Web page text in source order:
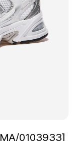
0103933]